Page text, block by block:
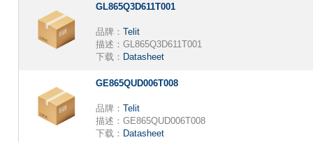
GL865Q3D611T001
品牌： Telit
描述： GL865Q3D611T001
下载： Datasheet
GE865QUD006T008
品牌： Telit
描述： GE865QUD006T008
下载： Datasheet